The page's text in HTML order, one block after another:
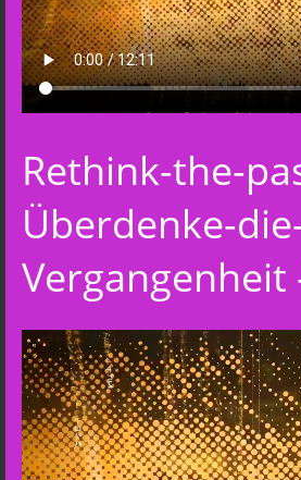
Rethink-the-
Überdenke-
Vergangenheit